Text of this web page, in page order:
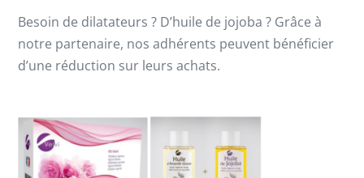
Besoin de dilatateurs ? D’huile de jojoba ? Grâce à
notre partenaire, nos adhérents peuvent bénéficier
d’une réduction sur leurs achats.